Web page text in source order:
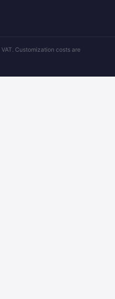
Customization costs are